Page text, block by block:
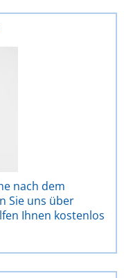
nach dem
Sie uns über
Ihnen kostenlos